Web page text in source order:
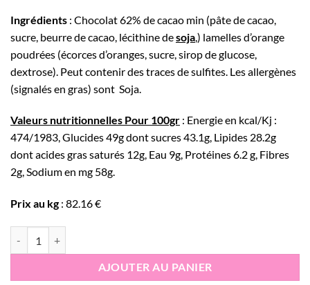
Ingrédients : Chocolat 62% de cacao min (pâte de cacao,
sucre, beurre de cacao, lécithine desoja,) lamelles d’orange
poudrées (écorces d’oranges, sucre, sirop de glucose,
dextrose). Peut contenir des traces de sulfites. Les allergènes
(signalés en gras) sont Soja.
Valeurs nutritionnelles Pour 100gr : Energie en kcal/Kj :
474/1983, Glucides 49g dont sucres 43.1g, Lipides 28.2g
dont acides gras saturés 12g, Eau 9g, Protéines 6.2 g, Fibres
2g, Sodium en mg 58g.
Prix au kg: 82.16 €
AJOUTER AU PANIER